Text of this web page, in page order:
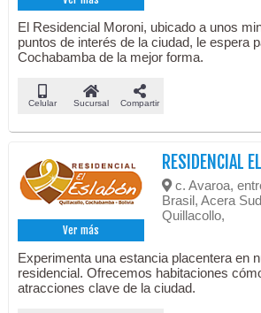
El Residencial Moroni, ubicado a unos
puntos de interés de la ciudad, le espera
Cochabamba de la mejor forma.
Celular Sucursal Compartir
Ver más
RESIDENCIAL
c. Avaroa,
Brasil, Acera
Quillacollo,
Experimenta una estancia placentera en
residencial. Ofrecemos habitaciones
atracciones clave de la ciudad.